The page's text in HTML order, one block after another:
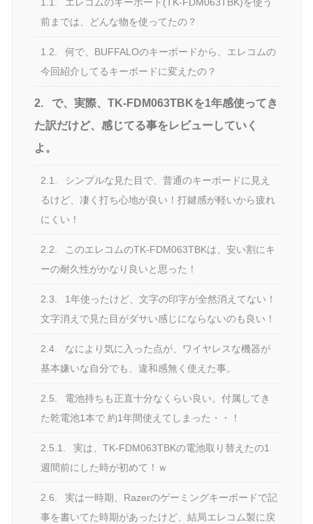
前までは、どんな物を使ってたの？
1.2.
何で、BUFFALOのキーボードから、エレコムの
今回紹介してるキーボードに変えたの？
2.
で、実際、TK-FDM063TBKを1年感使ってき
た訳だけど、感じてる事をレビューしていく
よ。
2.1.
シンプルな見た目で、普通のキーボードに見え
るけど、凄く打ち心地が良い！打鍵感が軽いから疲れ
にくい！
2.2.
このエレコムのTK-FDM063TBKは、安い割にキ
ーの耐久性がかなり良いと思った！
2.3.
1年使ったけど、文字の印字が全然消えてない！
文字消えで見た目がダサい感じにならないのも良い！
2.4.
なにより気に入った点が、ワイヤレスな機器が
基本嫌いな自分でも、違和感無く使えた事。
2.5.
電池持ちも正直十分なくらい良い。付属してき
た乾電池1本で 約1年間使えてしまった・・！
2.5.1.
実は、TK-FDM063TBKの電池取り替えたの1
週間前にした時が初めて！ｗ
2.6.
実は一時期、Razerのゲーミングキーボードで記
事を書いてた時期があったけど、結局エレコム製に戻